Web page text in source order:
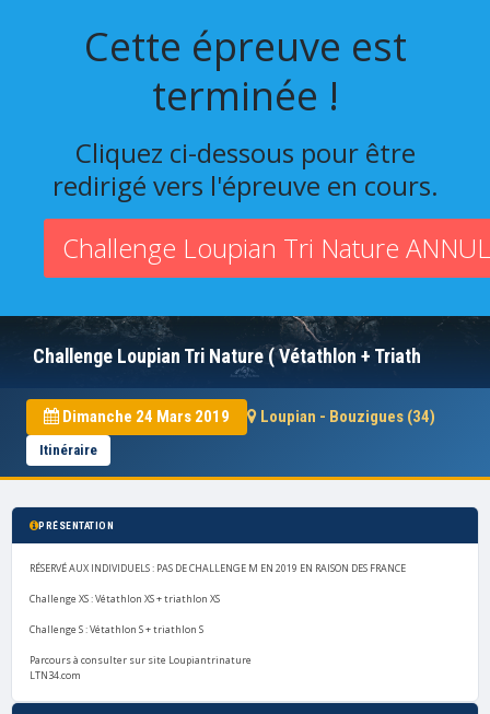
Cette épreuve est
terminée !
Cliquez ci-dessous pour être
redirigé vers l'épreuve en cours.
Challenge Loupian Tri Nature
Challenge Loupian Tri Nature ( Vétathlon + Triath
Dimanche 24 Mars 2019 Loupian - Bouzigues (34)
Itinéraire
PRÉSENTATION
RÉSERVÉ AUX INDIVIDUELS : PAS DE CHALLENGE M EN 2019 EN RAISON DES FRANCE
Challenge XS : Vétathlon XS + triathlon XS
Challenge S : Vétathlon S + triathlon S
Parcours à consulter sur site Loupiantrinature
LTN34.com